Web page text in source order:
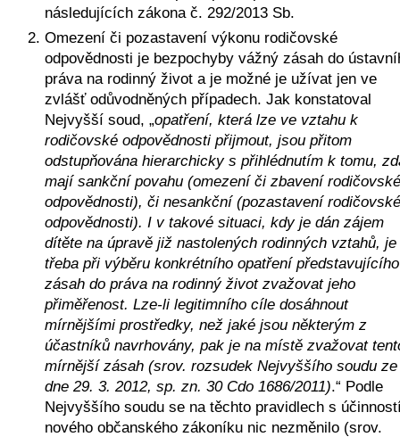
následujících zákona č. 292/2013 Sb.
Omezení či pozastavení výkonu rodičovské
odpovědnosti je bezpochyby vážný zásah do
práva na rodinný život a je možné je užívat jen ve
zvlášť odůvodněných případech. Jak konstatoval
Nejvyšší soud, „opatření, která lze ve vztahu k
rodičovské odpovědnosti přijmout, jsou přitom
odstupňována hierarchicky s přihlédnutím k tomu,
mají sankční povahu (omezení či zbavení rodičovské
odpovědnosti), či nesankční (pozastavení rodičovské
odpovědnosti). I v takové situaci, kdy je dán zájem
dítěte na úpravě již nastolených rodinných vztahů, je
třeba při výběru konkrétního opatření představujícího
zásah do práva na rodinný život zvažovat jeho
přiměřenost. Lze-li legitimního cíle dosáhnout
mírnějšími prostředky, než jaké jsou některým z
účastníků navrhovány, pak je na místě zvažovat
mírnější zásah (srov. rozsudek Nejvyššího soudu ze
dne 29. 3. 2012, sp. zn. 30 Cdo 1686/2011).“ Podle
Nejvyššího soudu se na těchto pravidlech s
nového občanského zákoníku nic nezměnilo (srov.